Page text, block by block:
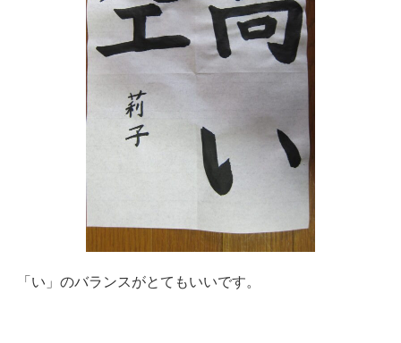
「い」のバランスがとてもいいです。